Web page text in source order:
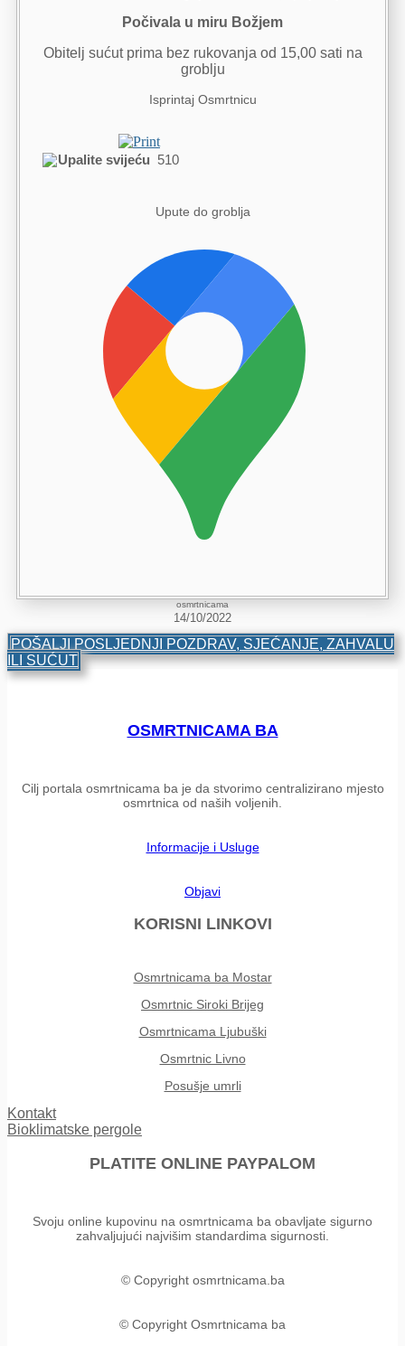
Počivala u miru Božjem
Obitelj sućut prima bez rukovanja od 15,00 sati na
groblju
Isprintaj Osmrtnicu
Upalite svijeću 510
Upute do groblja
osmrtnicama
14/10/2022
POŠALJI POSLJEDNJI POZDRAV, SJEĆANJE, ZAHVALU
ILI SUĆUT
OSMRTNICAMA BA
Cilj portala osmrtnicama ba je da stvorimo centralizirano mjesto
osmrtnica od naših voljenih.
Informacije i Usluge
Objavi
KORISNI LINKOVI
Osmrtnicama ba Mostar
Osmrtnic Siroki Brijeg
Osmrtnicama Ljubuški
Osmrtnic Livno
Posušje umrli
Kontakt
Bioklimatske pergole
PLATITE ONLINE PAYPALOM
Svoju online kupovinu na osmrtnicama ba obavljate sigurno
zahvaljujući najvišim standardima sigurnosti.
© Copyright osmrtnicama.ba
© Copyright Osmrtnicama ba